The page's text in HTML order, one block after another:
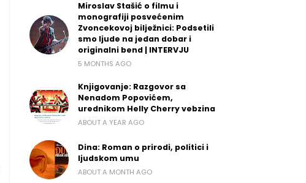
Miroslav Stašić o filmu i
monografiji posvećenim
Zvoncekovoj bilježnici: Podsetili
smo ljude na jedan dobar i
originalni bend | INTERVJU
5 MONTHS AGO
Knjigovanje: Razgovor sa
Nenadom Popovićem,
urednikom Helly Cherry vebzina
ABOUT A YEAR AGO
Dina: Roman o prirodi, politici i
ljudskom umu
ABOUT A MONTH AGO